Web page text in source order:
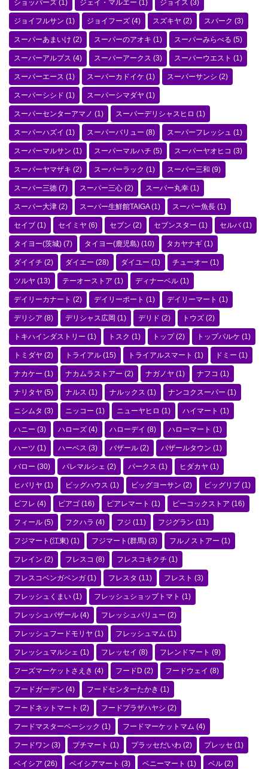
ショッパーズ (1) ジェイ・マルエー (1) ジョイス (3)
ジョイフルサン (1) ジョイフーズ (4) スズキヤ (2) スパーク (3)
スーパーあまいけ (2) スーパーのアオキ (1) スーパーみらべる (5)
スーパーアルプス (4) スーパーアークス (3) スーパーウエスト (1)
スーパーエース (1) スーパーカドイケ (1) スーパーサンシ (2)
スーパーシシド (1) スーパーシマダヤ (1)
スーパーセンターアマノ (1) スーパーデリシャスヒロ (1)
スーパーハズイ (1) スーパーバリュー (8) スーパーフレッシュ (1)
スーパーマルサン (1) スーパーマルハチ (5) スーパーヤオヒコ (3)
スーパーヤマザキ (2) スーパーラック (1) スーパー三和 (9)
スーパー三徳 (7) スーパー三心 (2) スーパー丸幸 (1)
スーパー大津 (2) スーパー生鮮館TAIGA(1) スーパー魚長 (1)
セイブ (1) セイミヤ (6) セブン (2) セブンスター (1) セルバ(1)
タイヨー(茨城) (7) タイヨー(鹿児島) (10) タカヤナギ (1)
ダイイチ (2) ダイエー (28) ダイユー (1) チューオー (1)
ツルヤ (13) テーオーストア (1) ディナーベル (1)
デイリーカナート (2) デイリーポート (1) デイリーマート (1)
デリシア (8) デリシャス広岡 (1) デリド (2) トウズ (2)
トキハインダストリー (1) トスク (1) トップ(2) トップパルケ (1)
トミダヤ (2) トライアル (15) トライアルスマート (1) ドミー (1)
ナカケー (1) ナカムラストアー (2) ナガノヤ (1) ナフコ (1)
ナリタヤ (5) ナルス (1) ナルックス (1) ナンコクスーパー (1)
ニシムタ (3) ニッコー (1) ニューヤヒロ (1) ハイマート (1)
ハニー (3) ハローズ (4) ハローデイ (8) ハローマート (1)
ハーツ (1) ハーベス (3) バザール (2) バザールタウン (1)
バロー (30) パレマルシェ (2) パークス (1) ヒダカヤ (1)
ヒバリヤ (1) ビッグハウス (1) ビッグヨーサン (2) ビッグリブ (1)
ビフレ (4) ピアゴ (16) ピアレマート (1) ピーコックストア (16)
フィール (5) フクハラ (4) フジ (11) フジグラン (11)
フジマート(江東) (1) フジマート(群馬) (3) フルノストアー (1)
フレイン (2) フレスコ (8) フレスコキクチ (1)
フレスコベンガベンガ (1) フレスタ (11) フレスト (3)
フレッシュくまい (1) フレッシュショップトマト (1)
フレッシュバザール (4) フレッシュバリュー (2)
フレッシュフードモリヤ (1) フレッシュマム (1)
フレッシュマルシェ (1) フレッセイ (8) フレンドマート (9)
フーズマーケットさえき (4) フードD (2) フードウェイ (8)
フードガーデン (4) フードセンターたかき (1)
フードネットマート (2) フードプラザハヤシ (2)
フードマスターベーシック (1) フードマーケットマム (4)
フードワン (3) プチマート (1) プラッセだいわ (2) プレッセ (1)
ベイシア (26) ベイシアマート (3) ベニーマート (1) ベル (2)